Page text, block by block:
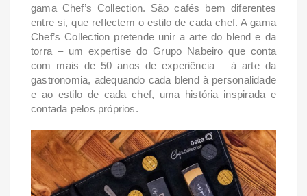
gama Chef’s Collection. São cafés bem diferentes
entre si, que reflectem o estilo de cada chef. A gama
Chef’s Collection pretende unir a arte do blend e da
torra – um expertise do Grupo Nabeiro que conta
com mais de 50 anos de experiência – à arte da
gastronomia, adequando cada blend à personalidade
e ao estilo de cada chef, uma história inspirada e
contada pelos próprios.